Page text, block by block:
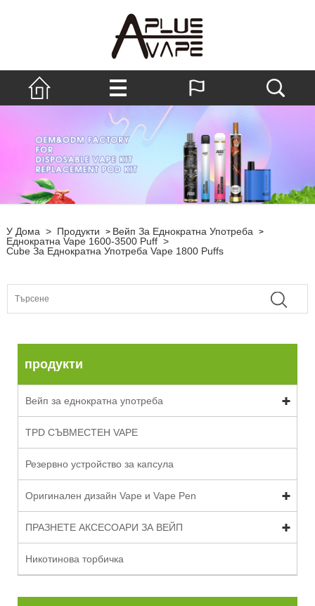
У Дома > Продукти > Вейп За Еднократна Употреба >
Еднократна Vape 1600-3500 Puff >
Cube За Еднократна Употреба Vape 1800 Puffs
продукти
Вейп за еднократна употреба
TPD СЪВМЕСТЕН ​​VAPE
Резервно устройство за капсула
Оригинален дизайн Vape и Vape Pen
ПРАЗНЕТЕ АКСЕСОАРИ ЗА ВЕЙП
Никотинова торбичка